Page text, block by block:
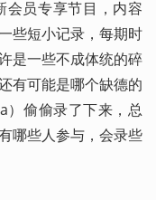
会员专享节目，内容
些短小记录，每期时
是一些不成体统的碎
有可能是哪个缺德的
）偷偷录了下来，总
哪些人参与，会录些